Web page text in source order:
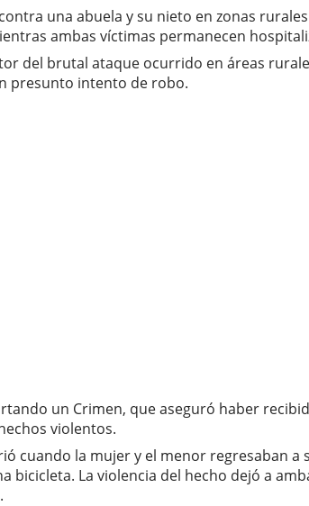
una abuela y su nieto en zonas
ambas víctimas permanecen
del brutal ataque ocurrido en áreas
presunto intento de robo.
un Crimen, que aseguró haber
violentos.
cuando la mujer y el menor regresaban
La violencia del hecho dejó a